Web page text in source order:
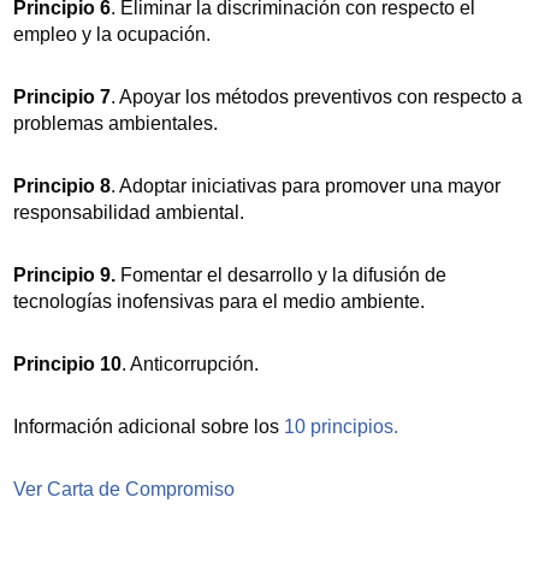
Principio 6. Eliminar la discriminación con respecto el
empleo y la ocupación.
Principio 7. Apoyar los métodos preventivos con respecto a
problemas ambientales.
Principio 8. Adoptar iniciativas para promover una mayor
responsabilidad ambiental.
Principio 9. Fomentar el desarrollo y la difusión de
tecnologías inofensivas para el medio ambiente.
Principio 10. Anticorrupción.
Información adicional sobre los 10 principios.
Ver Carta de Compromiso